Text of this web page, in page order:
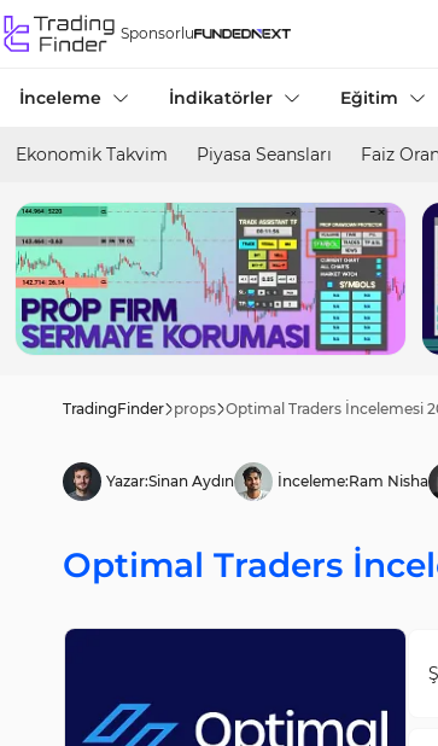
Sponsorlu
İnceleme İndikatörler Eğitim
Ekonomik Takvim Piyasa Seansları Faiz
TradingFinder props Optimal Traders İncelemesi
Yazar:Sinan Aydın İnceleme:Ram Nisha
Optimal Traders